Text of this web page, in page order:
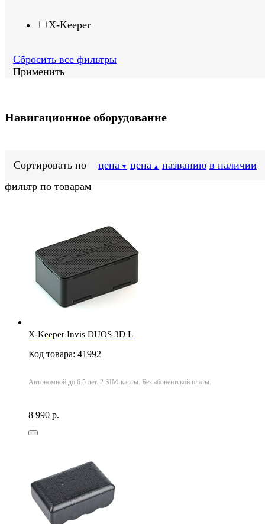
X-Keeper
Сбросить все фильтры
Применить
Навигационное оборудование
Сортировать по цена ▼ цена ▲ названию в наличии
фильтр по товарам
X-Keeper Invis DUOS 3D L
Код товара: 41992
Автономной до 6.5 лет. 2 SIM-карты. Без абонентской платы.
8 990 р.